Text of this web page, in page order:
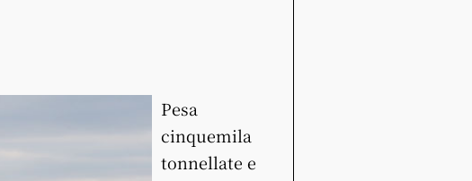
Pesa
cinquemila
tonnellate e